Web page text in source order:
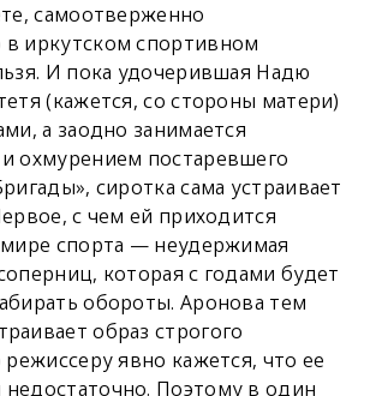
самоотверженно
иркутском спортивном
И пока удочерившая Надю
(кажется, со стороны матери)
а заодно занимается
охмурением постаревшего
сиротка сама устраивает
с чем ей приходится
мире спорта — неудержимая
которая с годами будет
обороты. Аронова тем
образ строгого
режиссеру явно кажется, что ее
Поэтому в один